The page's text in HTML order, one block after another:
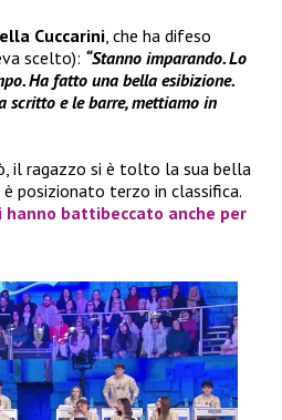
Cuccarini , che ha difeso
scelto): “Stanno imparando. Lo
Ha fatto una bella esibizione.
scritto e le barre, mettiamo in
il ragazzo si è tolto la sua bella
posizionato terzo in classifica.
battibeccato anche per